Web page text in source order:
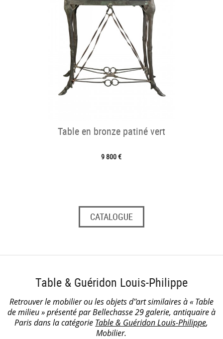
Table en bronze patiné vert
9 800 €
CATALOGUE
Table & Guéridon Louis-Philippe
Retrouver le mobilier ou les objets d''art similaires à « Table
de milieu » présenté par Bellechasse 29 galerie, antiquaire à
Paris dans la catégorie Table & Guéridon Louis-Philippe,
Mobilier.